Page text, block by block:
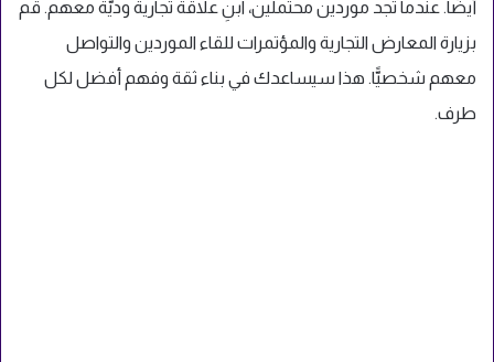
أيضًا. عندما تجد موردين محتملين، ابنِ علاقة تجارية وديّة معهم. قم
بزيارة المعارض التجارية والمؤتمرات للقاء الموردين والتواصل
معهم شخصيًّا. هذا سيساعدك في بناء ثقة وفهم أفضل لكل
طرف.